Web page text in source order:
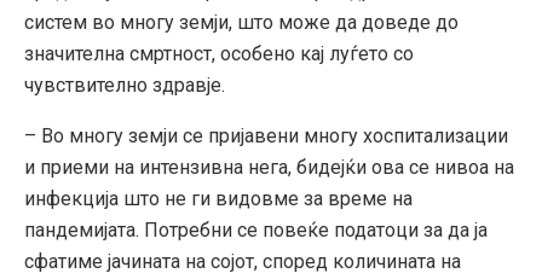
систем во многу земји, што може да доведе до
значителна смртност, особено кај луѓето со
чувствително здравје.
– Во многу земји се пријавени многу хоспитализации
и приеми на интензивна нега, бидејќи ова се нивоа на
инфекција што не ги видовме за време на
пандемијата. Потребни се повеќе податоци за да ја
сфатиме јачината на сојот, според количината на